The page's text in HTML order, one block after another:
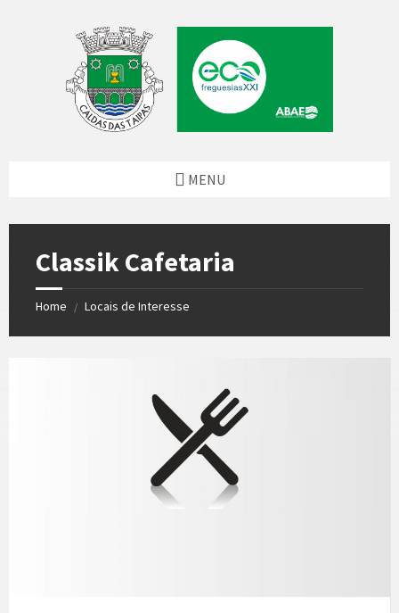
MENU
Classik Cafetaria
Home / Locais de Interesse